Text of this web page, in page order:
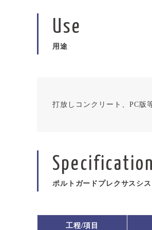
Use
用途
打放しコンクリート、PC版
Specification
ポルトガードプレクサスシ
工程/項目